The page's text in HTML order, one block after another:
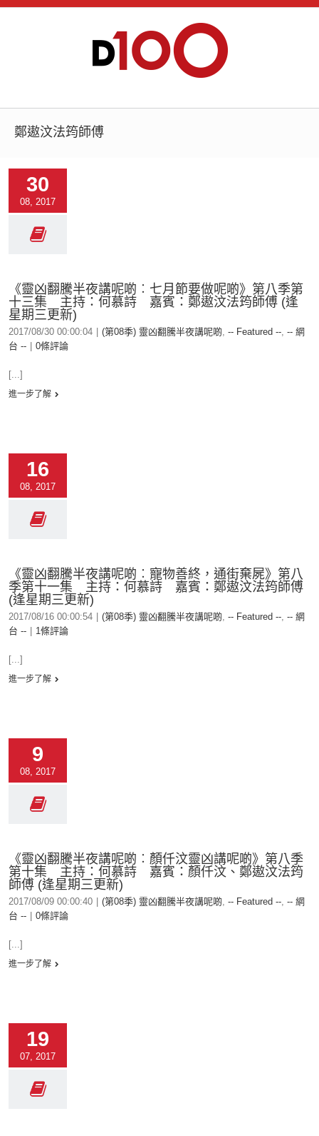
鄭遨汶法筠師傅
30
08, 2017
《靈凶翻騰半夜講呢啲︰七月節要做呢啲》第八季第
十三集 主持：何慕詩 嘉賓：鄭遨汶法筠師傅 (逢
星期三更新)
2017/08/30 00:00:04 (第08季) 靈凶翻騰半夜講呢啲, -- Featured --, -- 網
台 --
0條評論
[...]
進一步了解
16
08, 2017
《靈凶翻騰半夜講呢啲︰寵物善終，通街棄屍》第八
季第十一集 主持：何慕詩 嘉賓：鄭遨汶法筠師傅
(逢星期三更新)
2017/08/16 00:00:54 (第08季) 靈凶翻騰半夜講呢啲, -- Featured --, -- 網
台 --
1條評論
[...]
進一步了解
9
08, 2017
《靈凶翻騰半夜講呢啲︰顏仟汶靈凶講呢啲》第八季
第十集 主持：何慕詩 嘉賓：顏仟汶、鄭遨汶法筠
師傅 (逢星期三更新)
2017/08/09 00:00:40 (第08季) 靈凶翻騰半夜講呢啲, -- Featured --, -- 網
台 --
0條評論
[...]
進一步了解
19
07, 2017